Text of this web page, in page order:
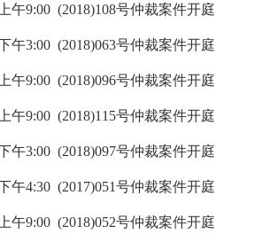
午9:00 (2018)108号仲裁案件开庭
午3:00 (2018)063号仲裁案件开庭
午9:00 (2018)096号仲裁案件开庭
午9:00 (2018)115号仲裁案件开庭
午3:00 (2018)097号仲裁案件开庭
午4:30 (2017)051号仲裁案件开庭
午9:00 (2018)052号仲裁案件开庭